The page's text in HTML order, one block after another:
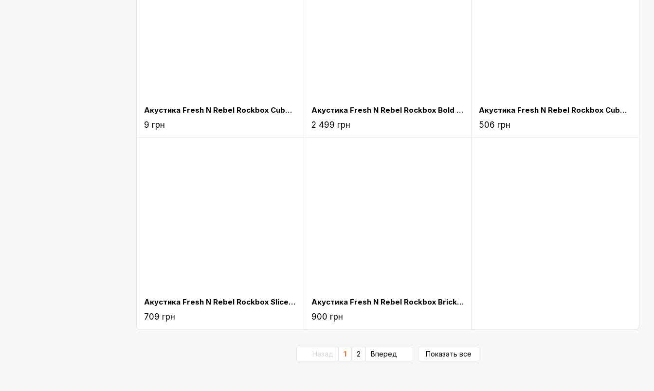
Акустика Fresh N Rebel Rockbox Cube Fabriq Edition Bluetooth Speaker Peppermint (1RB1000PT)
9 грн
Акустика Fresh N Rebel Rockbox Bold M Waterproof Bluetooth Speaker Concrete (1RB6500CC)
2 499 грн
Акустика Fresh N Rebel Rockbox Cube Fabriq Edition Bluetooth Speaker Ruby (1RB1000RU)
506 грн
Акустика Fresh N Rebel Rockbox Slice Fabriq Edition Bluetooth Speaker Cupcake (1RB2500CU)
709 грн
Акустика Fresh N Rebel Rockbox Brick Fabriq Edition Bluetooth Speaker Army (1RB3000AR)
900 грн
Назад 1 2 Вперед Показать все